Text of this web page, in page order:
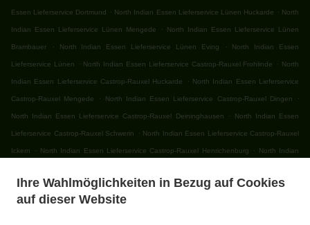
Ihre Wahlmöglichkeiten in Bezug auf Cookies
auf dieser Website
Essen Lieferservice Dortmund . North Indian Essen Lieferservice Lünen Huckarde . North
Indian Essen Lieferservice Lünen Mengede . North Indian Essen Lieferservice Lünen
Brambauer . North Indian Essen Lieferservice Lünen Eving . North Indian Essen
Lieferservice Lünen . North Indian Essen Lieferservice Castrop-Rauxel Frohlinde . North
Indian Essen Lieferservice Castrop-Rauxel Huckarde . North Indian Essen Lieferservice
Castrop-Rauxel Mengede . North Indian Essen Lieferservice Castrop-Rauxel Dingen .
North Indian Essen Lieferservice Castrop-Rauxel Deininghausen . North Indian Essen
Lieferservice Castrop-Rauxel Schwerin . North Indian Essen Lieferservice Castrop-Rauxel
Ickern . North Indian Essen Lieferservice Castrop-Rauxel Henrichenburg . North Indian
Rauxel Rauxel . North Indian Essen Lieferservice Castrop-Rauxel Bladenhorst . North
Indian Essen Lieferservice Castrop-Rauxel Habinghorst